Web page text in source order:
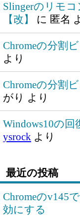
Slingerのリモ
【改】
に 匿名
Chromeの分割
より
Chromeの分割
がり より
Windows10の
ysrock より
最近の投稿
Chromeのv145
効にする